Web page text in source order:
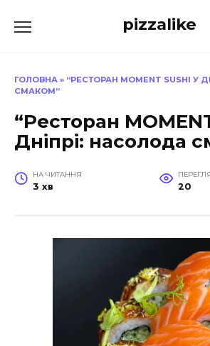
до
pizzalike
ГОЛОВНА » “РЕСТОРАН MOMENT SUSHI У
СМАКОМ”
“Ресторан
Дніпрі: насолода
НА ЧИТАННЯ
3 хв 20